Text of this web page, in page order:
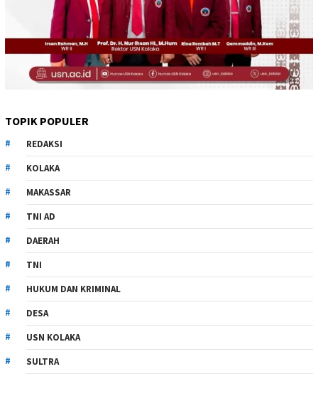
TOPIK POPULER
REDAKSI
KOLAKA
MAKASSAR
TNI AD
DAERAH
TNI
HUKUM DAN KRIMINAL
DESA
USN KOLAKA
SULTRA